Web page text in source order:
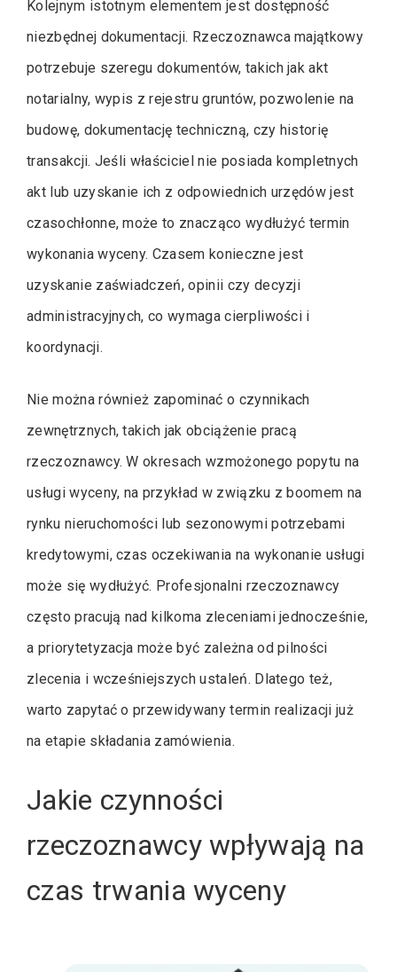
Kolejnym istotnym elementem jest dostępność
niezbędnej dokumentacji. Rzeczoznawca majątkowy
potrzebuje szeregu dokumentów, takich jak akt
notarialny, wypis z rejestru gruntów, pozwolenie na
budowę, dokumentację techniczną, czy historię
transakcji. Jeśli właściciel nie posiada kompletnych
akt lub uzyskanie ich z odpowiednich urzędów jest
czasochłonne, może to znacząco wydłużyć termin
wykonania wyceny. Czasem konieczne jest
uzyskanie zaświadczeń, opinii czy decyzji
administracyjnych, co wymaga cierpliwości i
koordynacji.
Nie można również zapominać o czynnikach
zewnętrznych, takich jak obciążenie pracą
rzeczoznawcy. W okresach wzmożonego popytu na
usługi wyceny, na przykład w związku z boomem na
rynku nieruchomości lub sezonowymi potrzebami
kredytowymi, czas oczekiwania na wykonanie usługi
może się wydłużyć. Profesjonalni rzeczoznawcy
często pracują nad kilkoma zleceniami jednocześnie,
a priorytetyzacja może być zależna od pilności
zlecenia i wcześniejszych ustaleń. Dlatego też,
warto zapytać o przewidywany termin realizacji już
na etapie składania zamówienia.
Jakie czynności
rzeczoznawcy wpływają na
czas trwania wyceny